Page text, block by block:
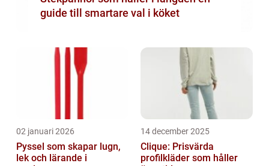
guide till smartare val i köket
02 januari 2026
Pyssel som skapar lugn,
lek och lärande i
14 december 2025
Clique: Prisvärda
profilkläder som håller